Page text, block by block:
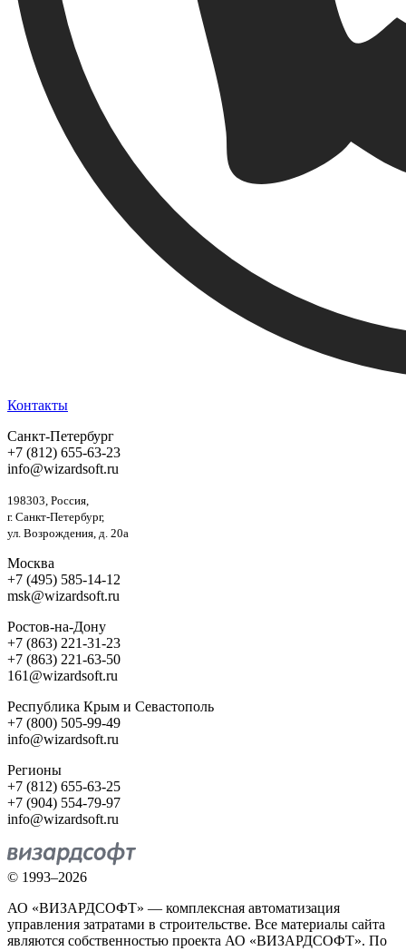
Контакты
Санкт-Петербург
+7 (812) 655-63-23
info@wizardsoft.ru
198303, Россия,
г. Санкт-Петербург,
ул. Возрождения, д. 20а
Москва
+7 (495) 585-14-12
msk@wizardsoft.ru
Ростов-на-Дону
+7 (863) 221-31-23
+7 (863) 221-63-50
161@wizardsoft.ru
Республика Крым и Севастополь
+7 (800) 505-99-49
info@wizardsoft.ru
Регионы
+7 (812) 655-63-25
+7 (904) 554-79-97
info@wizardsoft.ru
© 1993–2026
АО «ВИЗАРДСОФТ» — комплексная автоматизация
управления затратами в строительстве. Все материалы сайта
являются собственностью проекта АО «ВИЗАРДСОФТ». По